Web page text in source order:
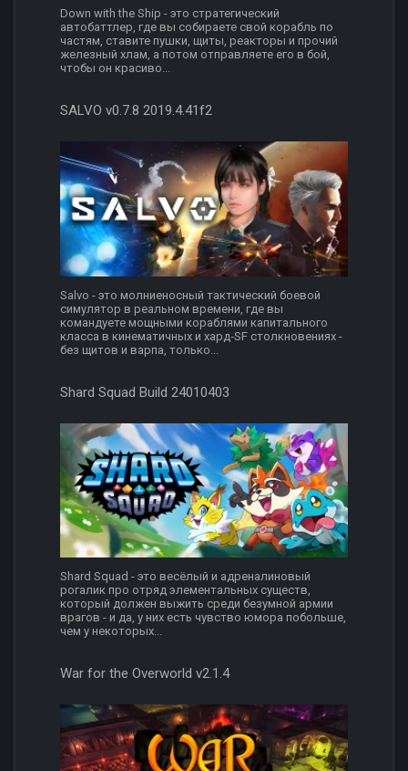
Down with the Ship - это стратегический
автобаттлер, где вы собираете свой корабль по
частям, ставите пушки, щиты, реакторы и прочий
железный хлам, а потом отправляете его в бой,
чтобы он красиво...
SALVO v0.7.8 2019.4.41f2
Salvo - это молниеносный тактический боевой
симулятор в реальном времени, где вы
командуете мощными кораблями капитального
класса в кинематичных и хард‑SF столкновениях -
без щитов и варпа, только...
Shard Squad Build 24010403
Shard Squad - это весёлый и адреналиновый
рогалик про отряд элементальных существ,
который должен выжить среди безумной армии
врагов - и да, у них есть чувство юмора побольше,
чем у некоторых...
War for the Overworld v2.1.4